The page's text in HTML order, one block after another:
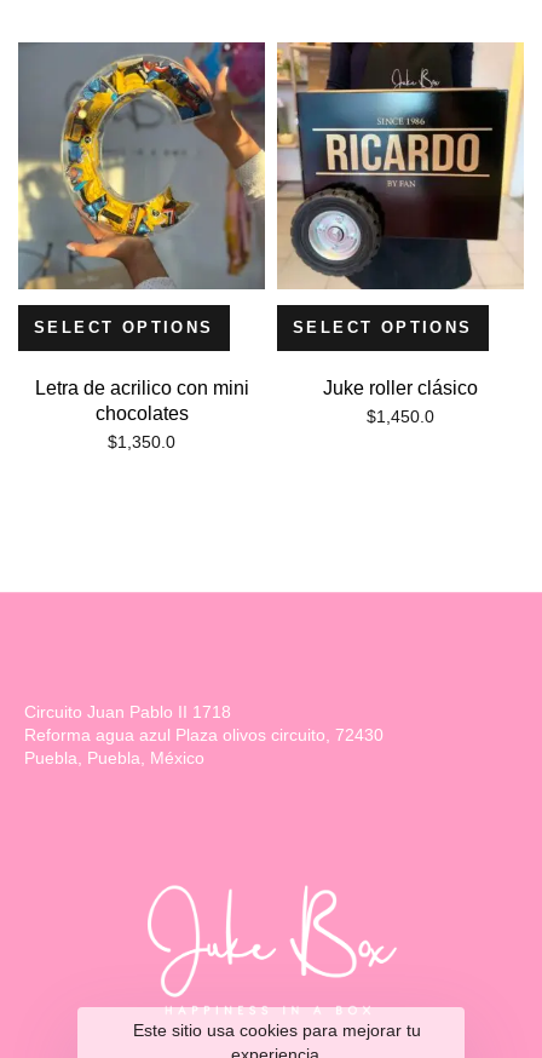
SELECT OPTIONS
Letra de acrilico con mini
chocolates
$1,350.0
SELECT OPTIONS
Juke roller clásico
$1,450.0
Circuito Juan Pablo II 1718
Reforma agua azul Plaza olivos circuito, 72430
Puebla, Puebla, México
Este sitio usa cookies para mejorar tu